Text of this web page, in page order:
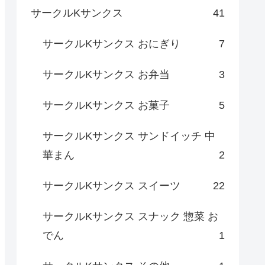
サークルKサンクス 41
サークルKサンクス おにぎり 7
サークルKサンクス お弁当 3
サークルKサンクス お菓子 5
サークルKサンクス サンドイッチ 中
華まん
2
サークルKサンクス スイーツ 22
サークルKサンクス スナック 惣菜 お
でん
1